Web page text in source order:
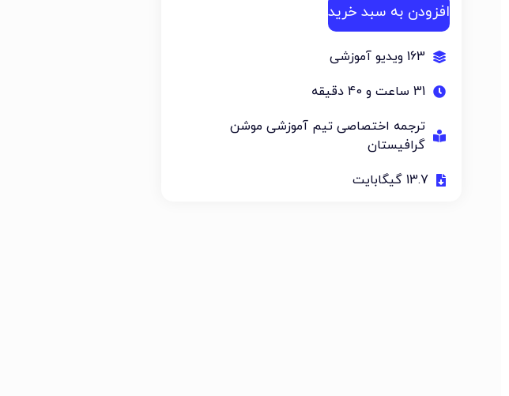
افزودن به سبد خرید
163 ویدیو آموزشی
31 ساعت و 40 دقیقه
ترجمه اختصاصی تیم آموزشی موشن
گرافیستان
13.7 گیگابایت